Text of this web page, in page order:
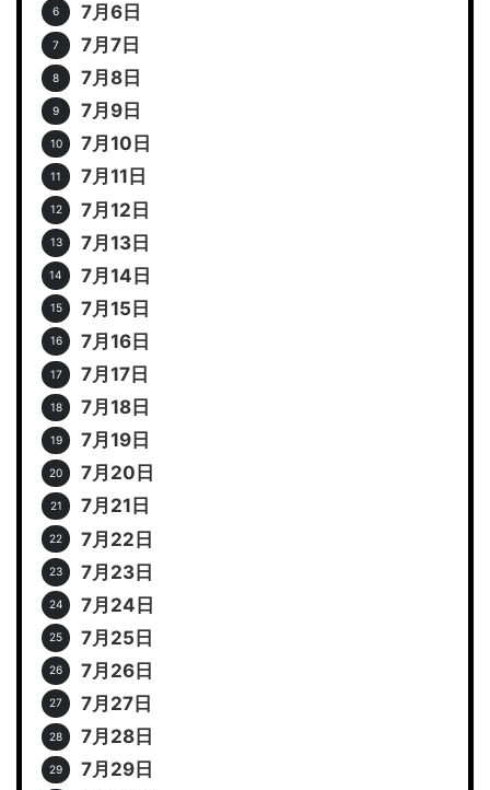
7月6日
7月7日
7月8日
7月9日
7月10日
7月11日
7月12日
7月13日
7月14日
7月15日
7月16日
7月17日
7月18日
7月19日
7月20日
7月21日
7月22日
7月23日
7月24日
7月25日
7月26日
7月27日
7月28日
7月29日